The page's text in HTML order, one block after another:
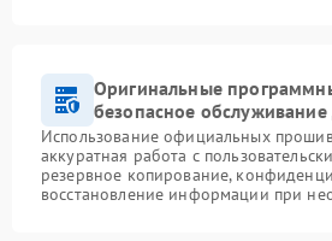
Оригинальные
безопасное
Использование официальных
аккуратная работа с
резервное копирование,
восстановление информации при